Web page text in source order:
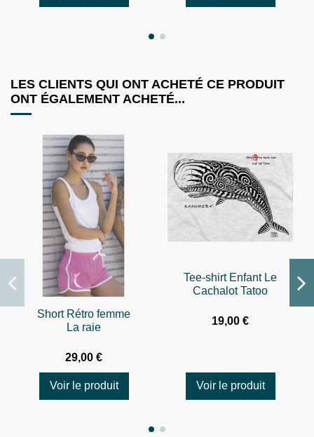
LES CLIENTS QUI ONT ACHETÉ CE PRODUIT
ONT ÉGALEMENT ACHETÉ...
Short Rétro femme
La raie
29,00 €
Voir le produit
Tee-shirt Enfant Le
Cachalot Tatoo
19,00 €
Voir le produit